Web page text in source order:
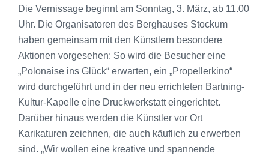
Die Vernissage beginnt am Sonntag, 3. März, ab 11.00
Uhr. Die Organisatoren des Berghauses Stockum
haben gemeinsam mit den Künstlern besondere
Aktionen vorgesehen: So wird die Besucher eine
„Polonaise ins Glück“ erwarten, ein „Propellerkino“
wird durchgeführt und in der neu errichteten Bartning-
Kultur-Kapelle eine Druckwerkstatt eingerichtet.
Darüber hinaus werden die Künstler vor Ort
Karikaturen zeichnen, die auch käuflich zu erwerben
sind. „Wir wollen eine kreative und spannende